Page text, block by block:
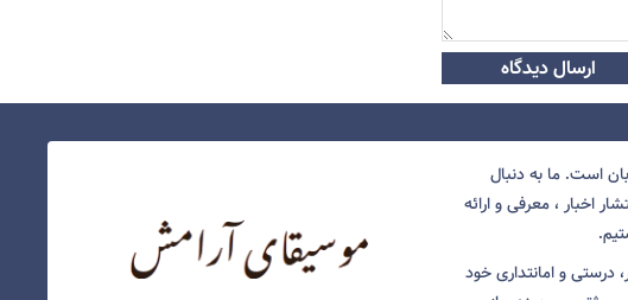
ارسال دیدگاه
است. ما به دنبال
اخبار ، معرفی و ارائه
درستی و امانتداری خود